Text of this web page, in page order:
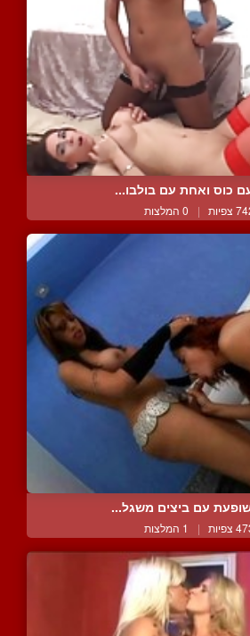
כוס ואחת עם בולבו...
| 0 המלצות
עם ביצים משגל...
| 1 המלצות